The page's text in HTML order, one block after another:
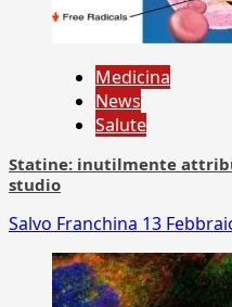
Medicina
News
Salute
Statine: inutilmente
studio
Salvo Franchina 13